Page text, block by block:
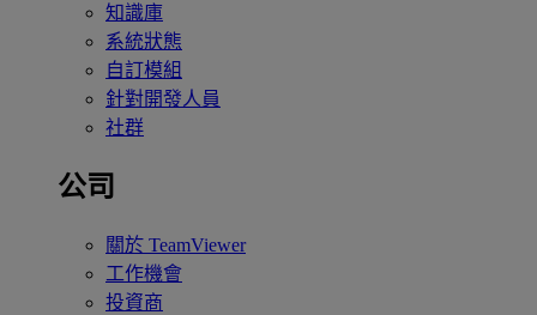
知識庫
系統狀態
自訂模組
針對開發人員
社群
公司
關於 TeamViewer
工作機會
投資商